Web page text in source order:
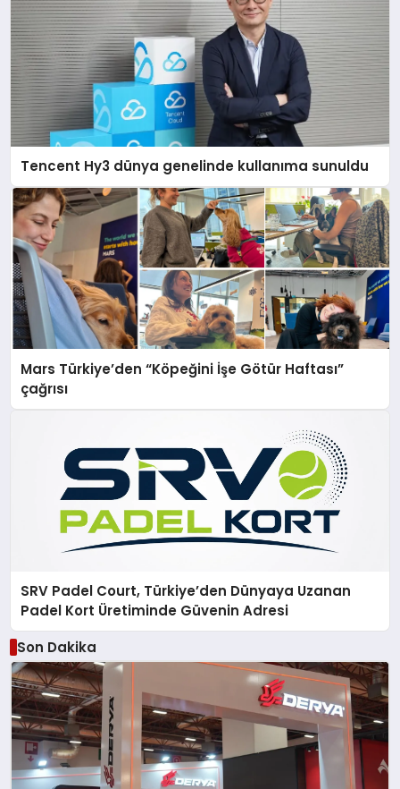
Tencent Hy3 dünya genelinde kullanıma sunuldu
Mars Türkiye’den “Köpeğini İşe Götür Haftası”
çağrısı
SRV Padel Court, Türkiye’den Dünyaya Uzanan
Padel Kort Üretiminde Güvenin Adresi
Son Dakika